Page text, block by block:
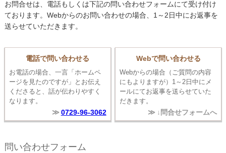
お問合せは、電話もしくは下記の問い合わせフォームにて受け付け
ております。Webからのお問い合わせの場合、1～2日中にお返事を
送らせていただきます。
電話で問い合わせる
お電話の場合、一言「ホームペ
ージを見たのですが」とお伝え
くださると、話が伝わりやすく
なります。
0729-96-3062
Webで問い合わせる
Webからの場合（ご質問の内容
にもよりますが）1～2日中にメ
ールにてお返事を送らせていた
だきます。
↓問合せフォームへ
問い合わせフォーム